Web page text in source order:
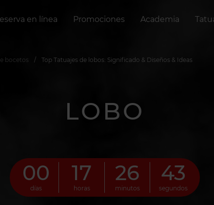
en línea Promociones Academia
bocetos Top Tatuajes de lobos: Significado & Diseños & Ideas
LOBO
00
días
17
horas
26
minutos
41
segundos